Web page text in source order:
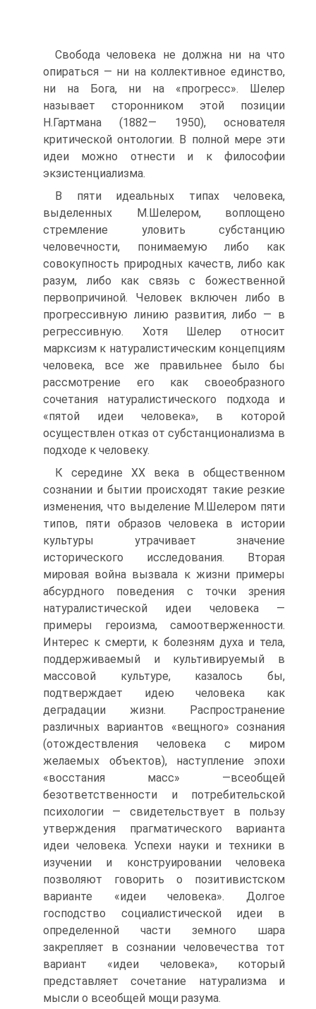
Свобода человека не должна ни на что
опираться — ни на коллективное единство,
ни на Бога, ни на «прогресс». Шелер
называет сторонником этой позиции
Н.Гартмана (1882— 1950), основателя
критической онтологии. В полной мере эти
идеи можно отнести и к философии
экзистенциализма.
В пяти идеальных типах человека,
выделенных М.Шелером, воплощено
стремление уловить субстанцию
человечности, понимаемую либо как
совокупность природных качеств, либо как
разум, либо как связь с божественной
первопричиной. Человек включен либо в
прогрессивную линию развития, либо — в
регрессивную. Хотя Шелер относит
марксизм к натуралистическим концепциям
человека, все же правильнее было бы
рассмотрение его как своеобразного
сочетания натуралистического подхода и
«пятой идеи человека», в которой
осуществлен отказ от субстанционализма в
подходе к человеку.
К середине XX века в общественном
сознании и бытии происходят такие резкие
изменения, что выделение М.Шелером пяти
типов, пяти образов человека в истории
культуры утрачивает значение
исторического исследования. Вторая
мировая война вызвала к жизни примеры
абсурдного поведения с точки зрения
натуралистической идеи человека —
примеры героизма, самоотверженности.
Интерес к смерти, к болезням духа и тела,
поддерживаемый и культивируемый в
массовой культуре, казалось бы,
подтверждает идею человека как
деградации жизни. Распространение
различных вариантов «вещного» сознания
(отождествления человека с миром
желаемых объектов), наступление эпохи
«восстания масс» —всеобщей
безответственности и потребительской
психологии — свидетельствует в пользу
утверждения прагматического варианта
идеи человека. Успехи науки и техники в
изучении и конструировании человека
позволяют говорить о позитивистском
варианте «идеи человека». Долгое
господство социалистической идеи в
определенной части земного шара
закрепляет в сознании человечества тот
вариант «идеи человека», который
представляет сочетание натурализма и
мысли о всеобщей мощи разума.